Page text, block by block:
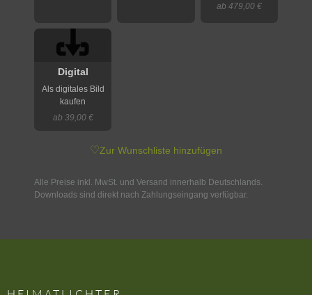
ab 479,00 €
Digital
Als digitales Bild
kaufen
ab 39,00 €
♡Zur Wunschliste hinzufügen
Alle Preise inkl. MwSt. und Versand innerhalb Deutschlands.
Downloads sind direkt nach Zahlungseingang verfügbar.